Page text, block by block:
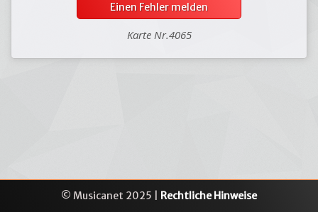
Einen Fehler melden
Karte Nr.4065
© Musicanet 2025 | Rechtliche Hinweise